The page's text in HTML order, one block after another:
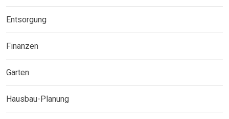
Entsorgung
Finanzen
Garten
Hausbau-Planung